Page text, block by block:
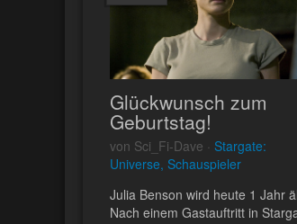
Glückwunsch zum
Geburtstag!
von Sci_Fi-Dave · Stargate:
Universe, Schauspieler
Julia Benson wird heute 1 Jahr
Nach einem Gastauftritt in